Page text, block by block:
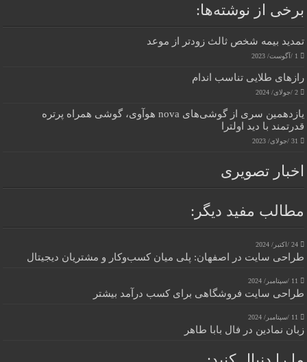
برخی از نوشته‌ها:
تمدید بیمه شخص ثالث زودتر از موعد
1 /آگوست/ 2023
رازهای طلایی تناسب اندام
2 /جولای/ 2024
یازدهمین سری از گوشی‌های nova هوآوی، گوشی همراه پرتره
قدرتمند با دید اولترا
31 /جولای/ 2023
اخبار تصویری
مطالب مفید دیگر:
24 /اکتبر/ 2024
طراحی سایت در اصفهان: پلی میان کسب‌وکار و مشتریان دیجیتال
11 /سپتامبر/ 2024
طراحی سایت فروشگاهی برای کسب درآمد بیشتر
11 /سپتامبر/ 2024
زبان نمادین در فال بابا طاهر